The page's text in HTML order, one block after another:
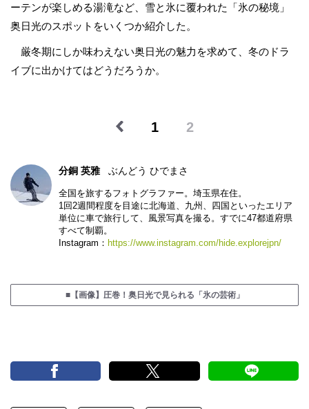
ーテンが楽しめる湯滝など、雪と氷に覆われた「氷の秘境」
奥日光のスポットをいくつか紹介した。
厳冬期にしか味わえない奥日光の魅力を求めて、冬のドラ
イブに出かけてはどうだろうか。
1 2
分銅 英雅 ぶんどう ひでまさ
全国を旅するフォトグラファー。埼玉県在住。
1回2週間程度を目途に北海道、九州、四国といったエリア
単位に車で旅行して、風景写真を撮る。すでに47都道府県
すべて制覇。
Instagram： https://www.instagram.com/hide.explorejpn/
■【画像】圧巻！奥日光で見られる「氷の芸術」